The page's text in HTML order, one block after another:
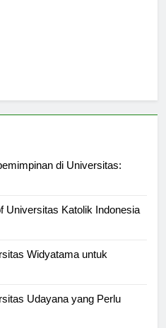
di Universitas:
Katolik Indonesia
Widyatama untuk
Udayana yang Perlu